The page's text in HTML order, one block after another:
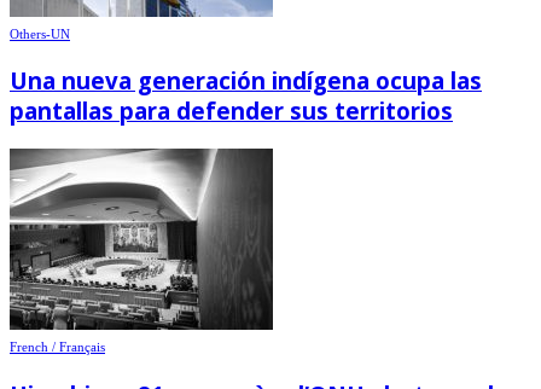
Others-UN
Una nueva generación indígena ocupa las
pantallas para defender sus territorios
French / Français